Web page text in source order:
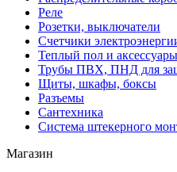
Реле
Розетки, выключатели
Счетчики
Теплый пол и аксессуары
Трубы ПВХ, ПНД для
Щиты, шкафы, боксы
Разъемы
Сантехника
Система штекерного
Магазин